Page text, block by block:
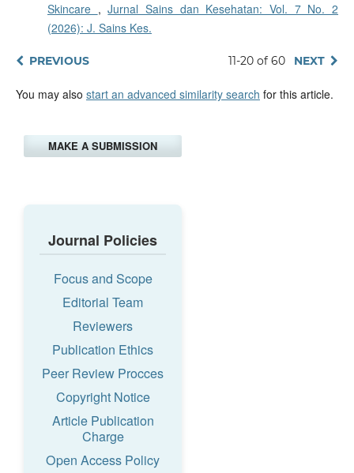
Skincare ,Jurnal Sains dan Kesehatan: Vol. 7 No. 2
(2026): J. Sains Kes.
PREVIOUS 11-20 of 60 NEXT
You may also start an advanced similarity search for this article.
MAKE A SUBMISSION
Journal Policies
Focus and Scope
Editorial Team
Reviewers
Publication Ethics
Peer Review Procces
Copyright Notice
Article Publication
Charge
Open Access Policy